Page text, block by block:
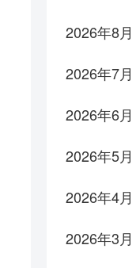
2026年8月
2026年7月
2026年6月
2026年5月
2026年4月
2026年3月